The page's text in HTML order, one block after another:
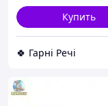
Купить
🍀 Гарні Речі